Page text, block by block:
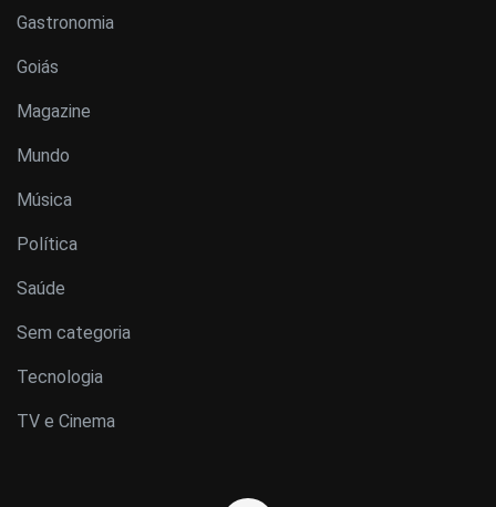
Gastronomia
Goiás
Magazine
Mundo
Música
Política
Saúde
Sem categoria
Tecnologia
TV e Cinema